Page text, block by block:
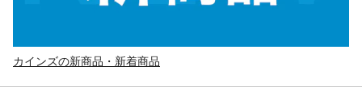
カインズの新商品・新着商品